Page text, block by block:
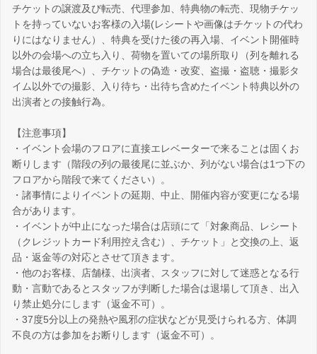
チケットの譲渡及び転売、代理参加、特典物の転売、現物チケッ
トを持っていないお客様の入場(レシートや画像はチケットの代わ
りにはなりません）、特典を受けた後の再入場、イベント開催時
以外の会場への立ち入り、荷物を置いての場所取り（列を離れる
場合は最後尾へ）、チケットの偽造・改変、盗撮・盗聴・撮影タ
イム以外での撮影、入り待ち・出待ち含めたイベント特典以外の
出演者との接触行為。
【注意事項】
・イベント会場のフロアに直接エレベーターで来ることは固くお
断りします（階段の列の最後尾に並ぶか、列がない場合は1つ下の
フロアから階段で来てください）。
・諸事情によりイベントの延期、中止、開催内容が変更になる場
合があります。
・イベントが中止になった場合は店頭にて「対象商品、レシート
（クレジットカード利用控え含む）、チケット」と交換の上、返
品・返金等の対応とさせて頂きます。
・他のお客様、店舗様、出演者、スタッフに対して迷惑となる行
動・言動であるとスタッフが判断した場合は退場して頂き、出入
り禁止処分にします（返金不可）。
・37度5分以上の発熱や風邪の症状などが見受けられる方、体調
不良の方は参加をお断りします（返金不可）。